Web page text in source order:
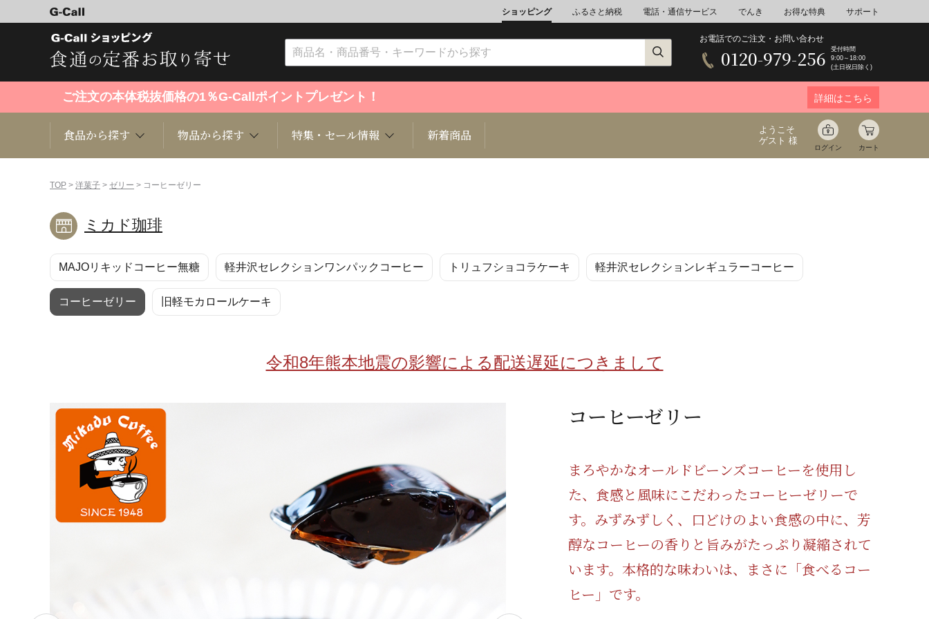
ショッピング ふるさと納税 電話・通信サービス でんき お得な特典 サポート
お電話でのご注文・お問い合わせ
0120-979-256
受付時間
9:00～18:00
(土日祝日除く)
ご注文の本体税抜価格の1％G-Callポイントプレゼント！ 詳細はこちら
食品から探す
くだもの
洋菓子 和菓子 麺類/つゆ ミネラルウォーター
お酒 珈琲/茶/ドリンク
旬の食材 ギフト 豊洲お取り寄せ
物品から探す
趣味・雑貨
キッチン用品 ファッション 定期購読雑誌 書籍 音楽
家電 キッズベビー
ペット関連
特集・セール情報 新着商品
ようこそ
ゲスト 様
ログイン カート
TOP > 洋菓子 > ゼリー > コーヒーゼリー
ミカド珈琲
MAJOリキッドコーヒー無糖 軽井沢セレクションワンパックコーヒー トリュフショコラケーキ 軽井沢セレクションレギュラーコーヒー
コーヒーゼリー 旧軽モカロールケーキ
令和8年熊本地震の影響による配送遅延につきまして
コーヒーゼリー
まろやかなオールドビーンズコーヒーを使用し
た、食感と風味にこだわったコーヒーゼリーで
す。みずみずしく、口どけのよい食感の中に、芳
醇なコーヒーの香りと旨みがたっぷり凝縮されて
います。本格的な味わいは、まさに「食べるコー
ヒー」です。